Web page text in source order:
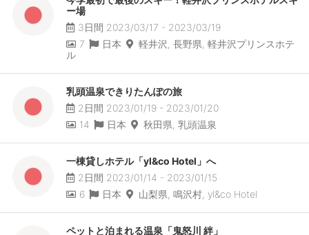
ー場
3日間 2023/03/17 - 2023/03/19
7
日本
軽井沢, 長野県, 軽井沢プリンスホテ
ル
乳頭温泉できりたんぽの旅
2日間 2023/01/19 - 2023/01/20
14
日本 秋田県, 乳頭温泉
一棟貸しホテル「yl&co Hotel」へ
2日間 2023/01/14 - 2023/01/15
6
日本 山梨県, 鳴沢村, yl&co Hotel
ペットと泊まれる温泉「鬼怒川 絆」